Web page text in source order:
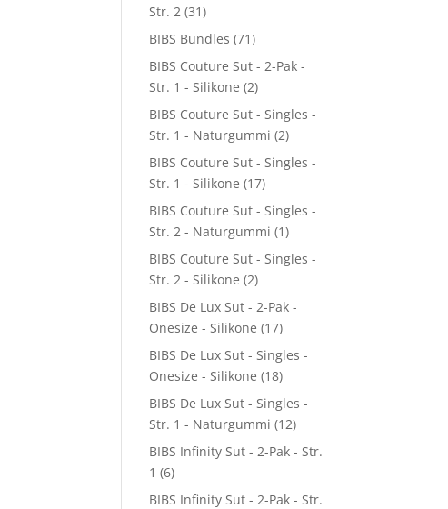
Str. 2 (31)
BIBS Bundles (71)
BIBS Couture Sut - 2-Pak -
Str. 1 - Silikone (2)
BIBS Couture Sut - Singles -
Str. 1 - Naturgummi (2)
BIBS Couture Sut - Singles -
Str. 1 - Silikone (17)
BIBS Couture Sut - Singles -
Str. 2 - Naturgummi (1)
BIBS Couture Sut - Singles -
Str. 2 - Silikone (2)
BIBS De Lux Sut - 2-Pak -
Onesize - Silikone (17)
BIBS De Lux Sut - Singles -
Onesize - Silikone (18)
BIBS De Lux Sut - Singles -
Str. 1 - Naturgummi (12)
BIBS Infinity Sut - 2-Pak - Str.
1 (6)
BIBS Infinity Sut - 2-Pak - Str.